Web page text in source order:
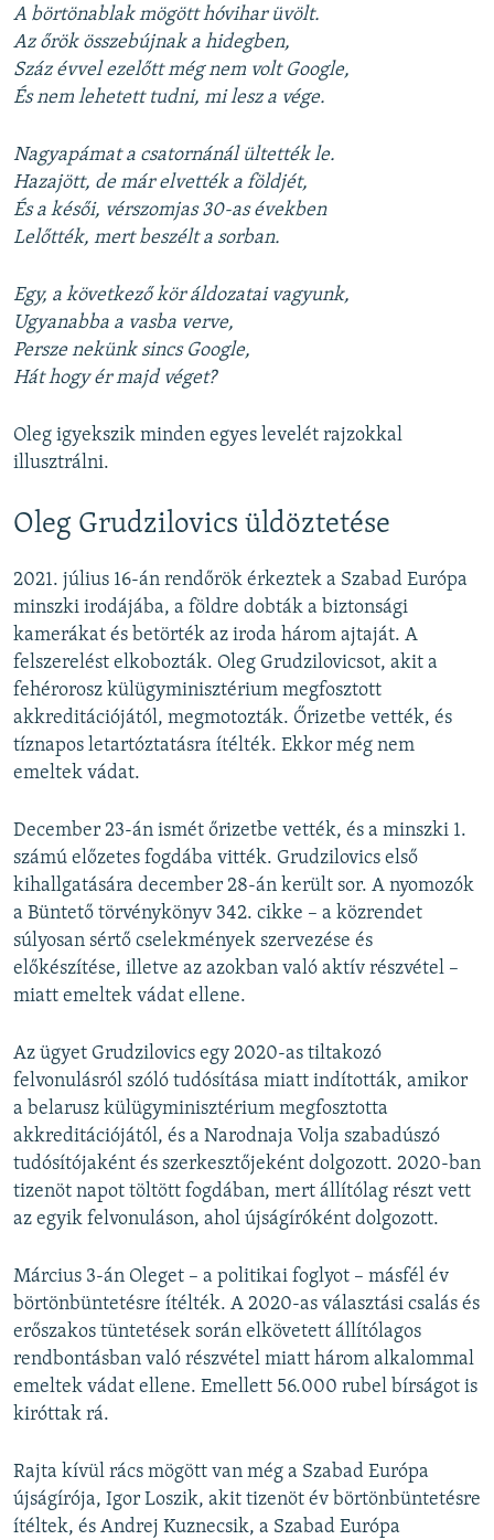
A börtönablak mögött hóvihar üvölt.
Az őrök összebújnak a hidegben,
Száz évvel ezelőtt még nem volt Google,
És nem lehetett tudni, mi lesz a vége.
Nagyapámat a csatornánál ültették le.
Hazajött, de már elvették a földjét,
És a késői, vérszomjas 30-as években
Lelőtték, mert beszélt a sorban.
Egy, a következő kör áldozatai vagyunk,
Ugyanabba a vasba verve,
Persze nekünk sincs Google,
Hát hogy ér majd véget?
Oleg igyekszik minden egyes levelét rajzokkal
illusztrálni.
Oleg Grudzilovics üldöztetése
2021. július 16-án rendőrök érkeztek a Szabad Európa
minszki irodájába, a földre dobták a biztonsági
kamerákat és betörték az iroda három ajtaját. A
felszerelést elkobozták. Oleg Grudzilovicsot, akit a
fehérorosz külügyminisztérium megfosztott
akkreditációjától, megmotozták. Őrizetbe vették, és
tíznapos letartóztatásra ítélték. Ekkor még nem
emeltek vádat.
December 23-án ismét őrizetbe vették, és a minszki 1.
számú előzetes fogdába vitték. Grudzilovics első
kihallgatására december 28-án került sor. A nyomozók
a Büntető törvénykönyv 342. cikke – a közrendet
súlyosan sértő cselekmények szervezése és
előkészítése, illetve az azokban való aktív részvétel –
miatt emeltek vádat ellene.
Az ügyet Grudzilovics egy 2020-as tiltakozó
felvonulásról szóló tudósítása miatt indították, amikor
a belarusz külügyminisztérium megfosztotta
akkreditációjától, és a Narodnaja Volja szabadúszó
tudósítójaként és szerkesztőjeként dolgozott. 2020-ban
tizenöt napot töltött fogdában, mert állítólag részt vett
az egyik felvonuláson, ahol újságíróként dolgozott.
Március 3-án Oleget – a politikai foglyot – másfél év
börtönbüntetésre ítélték. A 2020-as választási csalás és
erőszakos tüntetések során elkövetett állítólagos
rendbontásban való részvétel miatt három alkalommal
emeltek vádat ellene. Emellett 56.000 rubel bírságot is
kiróttak rá.
Rajta kívül rács mögött van még a Szabad Európa
újságírója, Igor Loszik, akit tizenöt év börtönbüntetésre
ítéltek, és Andrej Kuznecsik, a Szabad Európa